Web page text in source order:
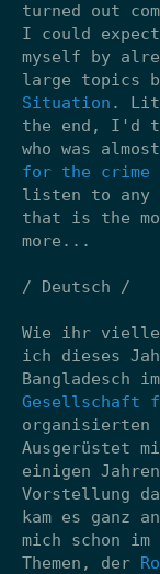
turned out
I could
myself by
large topics
Situation .
the end, I'd
who was
for the crime
listen to any
that is the
more...
/ Deutsch /
Wie ihr
ich dieses
Bangladesch
Gesellschaft
organisierten
Ausgerüstet
einigen
Vorstellung
kam es ganz
mich schon
Themen, der